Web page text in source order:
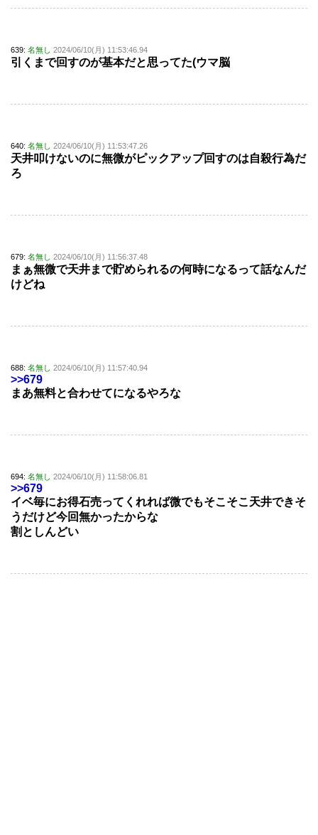
639: 名無し 2024/06/10(月) 11:53:46.94
引くまで回すのが基本だと思ってた(ウマ脳
640: 名無し 2024/06/10(月) 11:53:47.26
天井叩けないのに無微がピックアップ回すのは自殺行為だ
ろ
679: 名無し 2024/06/10(月) 11:56:37.48
まぁ無微で天井まで貯められるの何時になるって話なんだ
けどね
688: 名無し 2024/06/10(月) 11:57:40.94
>>679
まあ無料と合わせてになるやろな
694: 名無し 2024/06/10(月) 11:58:06.81
>>679
イベ毎にお得石売ってくれれば微でもそこそこ天井できそ
うだけど今回無かったからな
割としんどい